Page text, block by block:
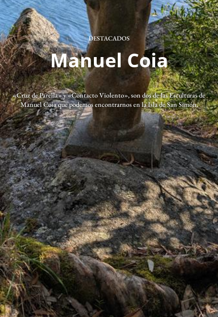
DESTACADOS
Manuel Coia
«Cruz de Parella» y «Contacto Violento», son dos de las Esculturas de
Manuel Coia que podemos encontrarnos en la Isla de San Simón.